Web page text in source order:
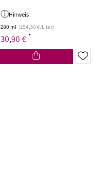
Hinweis
200 ml (154,50 €/Liter)
30,90 € *